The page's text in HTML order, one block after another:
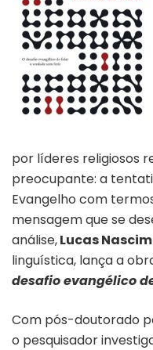
por líderes religiosos
preocupante: a
Evangelho com
mensagem que se
análise,Lucas
linguística, lança a
desafio evangélico
Com pós-doutorado
o pesquisador